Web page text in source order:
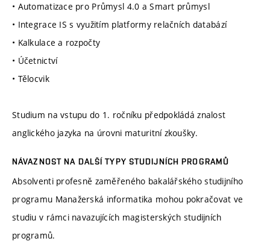
• Automatizace pro Průmysl 4.0 a Smart průmysl
• Integrace IS s využitím platformy relačních databází
• Kalkulace a rozpočty
• Účetnictví
• Tělocvik
Studium na vstupu do 1. ročníku předpokládá znalost
anglického jazyka na úrovni maturitní zkoušky.
NÁVAZNOST NA DALŠÍ TYPY STUDIJNÍCH PROGRAMŮ
Absolventi profesně zaměřeného bakalářského studijního
programu Manažerská informatika mohou pokračovat ve
studiu v rámci navazujících magisterských studijních
programů.